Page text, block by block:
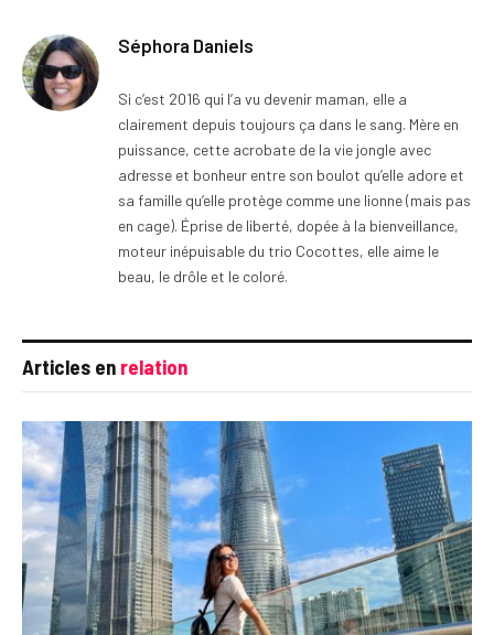
Séphora Daniels
Si c’est 2016 qui l’a vu devenir maman, elle a
clairement depuis toujours ça dans le sang. Mère en
puissance, cette acrobate de la vie jongle avec
adresse et bonheur entre son boulot qu’elle adore et
sa famille qu’elle protège comme une lionne (mais pas
en cage). Éprise de liberté, dopée à la bienveillance,
moteur inépuisable du trio Cocottes, elle aime le
beau, le drôle et le coloré.
Articles en relation